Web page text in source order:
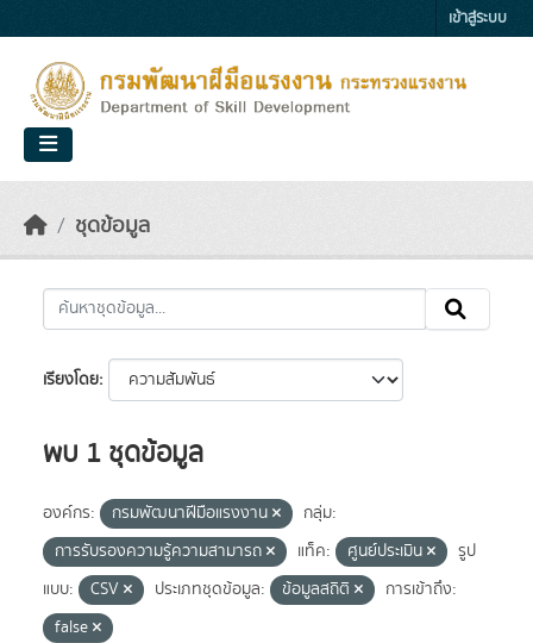
เข้าสู่ระบบ
ชุดข้อมูล
เรียงโดย
พบ 1 ชุดข้อมูล
องค์กร: กรมพัฒนาฝีมือแรงงาน
กลุ่ม:
การรับรองความรู้ความสามารถ
แท็ค: ศูนย์ประเมิน
รูป
แบบ:
CSV ประเภทชุดข้อมูล: ข้อมูลสถิติ
การเข้าถึง:
false